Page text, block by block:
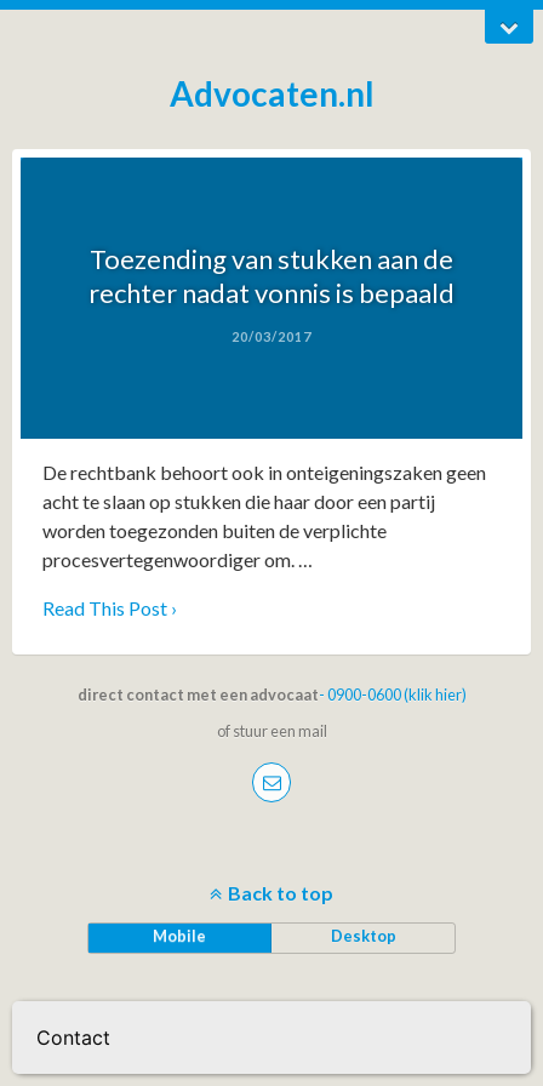
Advocaten.nl
Toezending van stukken aan de
rechter nadat vonnis is bepaald
20/03/2017
De rechtbank behoort ook in onteigeningszaken geen
acht te slaan op stukken die haar door een partij
worden toegezonden buiten de verplichte
procesvertegenwoordiger om. …
Read This Post ›
direct contact met een advocaat- 0900-0600 (klik hier)
of stuur een mail
Back to top
Mobile Desktop
Contact